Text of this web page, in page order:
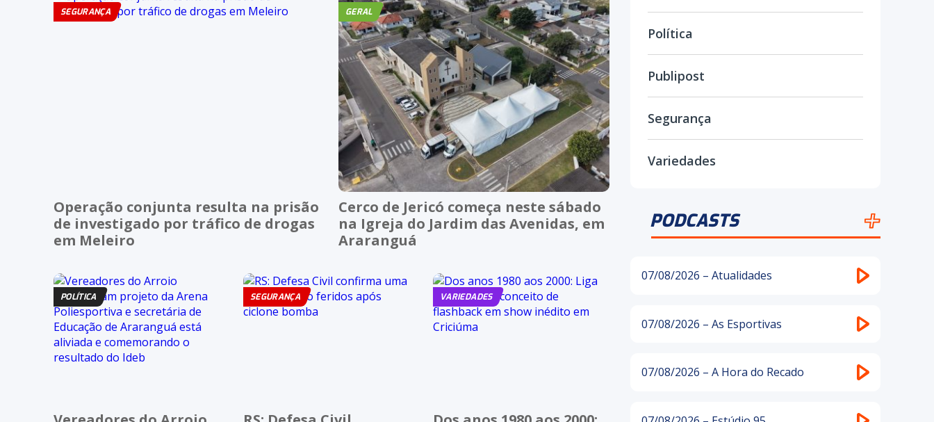
SEGURANÇA
Operação conjunta resulta na prisão
de investigado por tráfico de drogas
em Meleiro
GERAL
Cerco de Jericó começa neste sábado
na Igreja do Jardim das Avenidas, em
Araranguá
POLÍTICA SEGURANÇA VARIEDADES
Política
Publipost
Segurança
Variedades
PODCASTS
07/08/2026 – Atualidades
07/08/2026 – As Esportivas
07/08/2026 – A Hora do Recado